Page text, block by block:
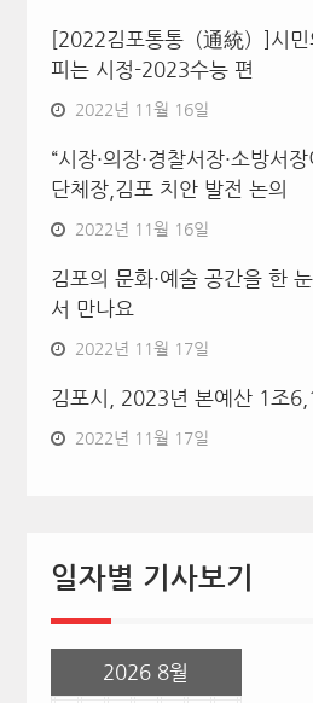
[2022김포통통（通統）]시
피는 시정-2023수능 편
2022년 11월 16일
“시장·의장·경찰서장·소방서
단체장,김포 치안 발전 논의
2022년 11월 16일
김포의 문화·예술 공간을 한 눈
서 만나요
2022년 11월 17일
김포시, 2023년 본예산 1조
2022년 11월 17일
일자별 기사보기
2026 8월